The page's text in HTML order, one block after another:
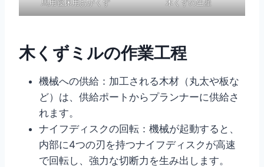
馬用寝床用おがくず 木くずの生産
木くずミルの作業工程
機械への供給：加工される木材（丸太や板な
ど）は、供給ポートからプランナーに供給さ
れます。
ナイフディスクの回転：機械が起動すると、
内部に4つの刃を持つナイフディスクが高速
で回転し、強力な切断力を生み出します。